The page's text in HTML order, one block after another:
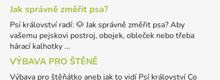
Jak správně změřit psa?
Psí království radí: 🐶 Jak správně změřit psa? Aby
vašemu pejskovi postroj, obojek, obleček nebo třeba
hárací kalhotky ...
VÝBAVA PRO ŠTĚNĚ
Výbava pro štěňátko aneb jak to vidí Psí království Co